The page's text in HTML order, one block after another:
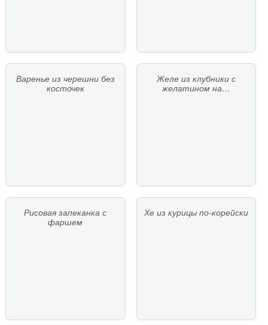
Варенье из черешни без
косточек
Желе из клубники с
желатином на…
Рисовая запеканка с
фаршем
Хе из курицы по-корейски